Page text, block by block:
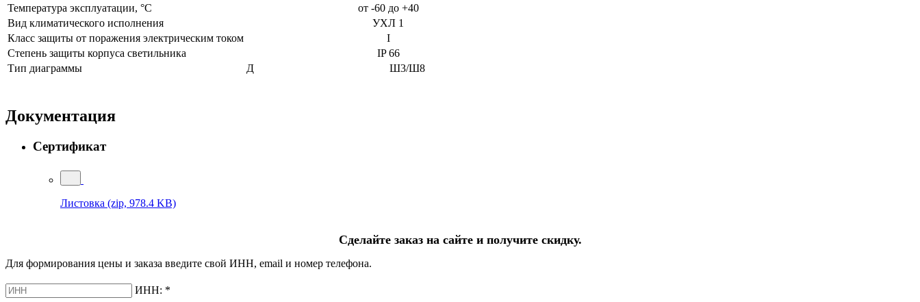
Температура эксплуатации, °С
от -60 до +40
Вид климатического исполнения
УХЛ 1
Класс защиты от поражения электрическим током
I
Степень защиты корпуса светильника
IP 66
Тип диаграммы
Д Ш3/Ш8
Документация
Сертификат
Листовка (zip, 978.4 KB)
Сделайте заказ на сайте и получите скидку.
Для формирования цены и заказа введите свой ИНН, email и номер телефона.
ИНН: *